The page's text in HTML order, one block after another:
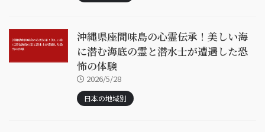
沖縄県座間味島の心霊伝承！美しい海
に潜む海底の霊と潜水士が遭遇した恐
怖の体験
2026/5/28
日本の地域別